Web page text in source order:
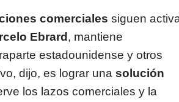
comerciales siguen
Ebrard, mantiene
estadounidense y otros
dijo, es lograr unasolución
los lazos comerciales y la